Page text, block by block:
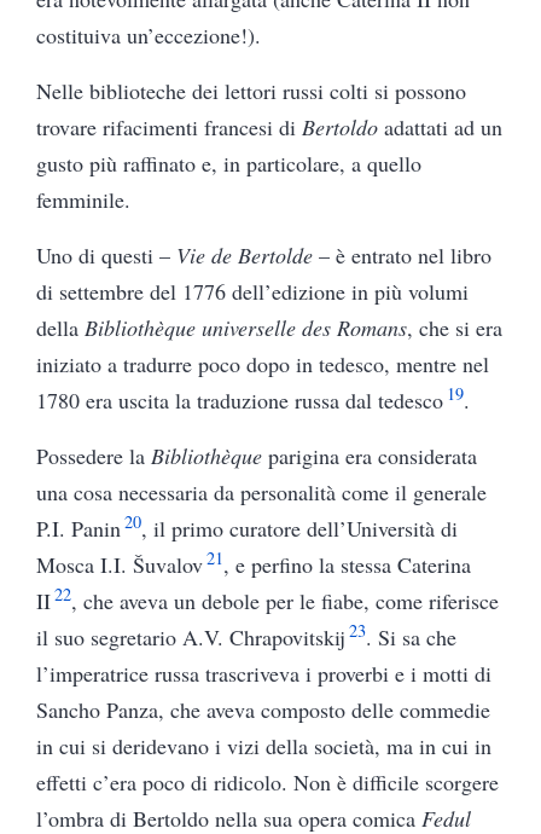
costituiva un’eccezione!).
Nelle biblioteche dei lettori russi colti si possono
trovare rifacimenti francesi di Bertoldo adattati ad un
gusto più raffinato e, in particolare, a quello
femminile.
Uno di questi – Vie de Bertolde – è entrato nel libro
di settembre del 1776 dell’edizione in più volumi
della Bibliothèque universelle des Romans, che si era
iniziato a tradurre poco dopo in tedesco, mentre nel
1780 era uscita la traduzione russa dal tedesco 19.
Possedere la Bibliothèque parigina era considerata
una cosa necessaria da personalità come il generale
P.I. Panin20, il primo curatore dell’Università di
Mosca I.I. Šuvalov21, e perfino la stessa Caterina
II22, che aveva un debole per le fiabe, come riferisce
il suo segretario A.V. Chrapovitskij 23. Si sa che
l’imperatrice russa trascriveva i proverbi e i motti di
Sancho Panza, che aveva composto delle commedie
in cui si deridevano i vizi della società, ma in cui in
effetti c’era poco di ridicolo. Non è difficile scorgere
l’ombra di Bertoldo nella sua opera comica Fedul